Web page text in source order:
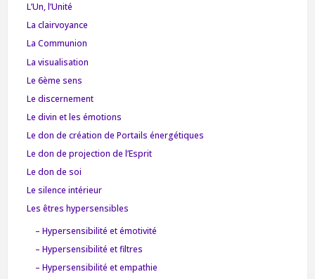
L’Un, l’Unité
La clairvoyance
La Communion
La visualisation
Le 6ème sens
Le discernement
Le divin et les émotions
Le don de création de Portails énergétiques
Le don de projection de l’Esprit
Le don de soi
Le silence intérieur
Les êtres hypersensibles
– Hypersensibilité et émotivité
– Hypersensibilité et filtres
– Hypersensibilité et empathie